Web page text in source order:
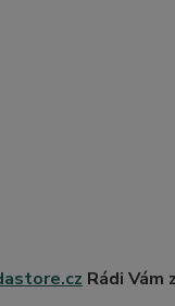
Rádi Vám